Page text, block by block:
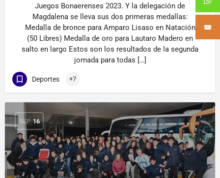
Juegos Bonaerenses 2023. Y la delegación de
Magdalena se lleva sus dos primeras medallas:
Medalla de bronce para Amparo Lisaso en Natación
(50 Libres) Medalla de oro para Lautaro Madero en
salto en largo Estos son los resultados de la segunda
jornada para todas […]
Deportes +7
SEP 16